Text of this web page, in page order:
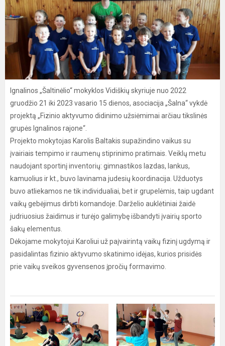
Ignalinos „Šaltinėlio“ mokyklos Vidiškių skyriuje nuo 2022
gruodžio 21 iki 2023 vasario 15 dienos, asociacija „Šalna“ vykdė
projektą „Fizinio aktyvumo didinimo užsiėmimai arčiau tikslinės
grupės Ignalinos rajone“.
Projekto mokytojas Karolis Baltakis supažindino vaikus su
įvairiais tempimo ir raumenų stiprinimo pratimais. Veiklų metu
naudojant sportinį inventorių: gimnastikos lazdas, lankus,
kamuolius ir kt., buvo lavinama judesių koordinacija. Užduotys
buvo atliekamos ne tik individualiai, bet ir grupelėmis, taip ugdant
vaikų gebėjimus dirbti komandoje. Darželio auklėtiniai žaidė
judriuosius žaidimus ir turėjo galimybę išbandyti įvairių sporto
šakų elementus.
Dėkojame mokytojui Karoliui už paįvairintą vaikų fizinį ugdymą ir
pasidalintas fizinio aktyvumo skatinimo idėjas, kurios prisidės
prie vaikų sveikos gyvensenos įpročių formavimo.